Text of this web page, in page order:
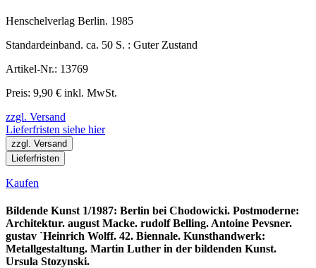
Henschelverlag Berlin. 1985
Standardeinband. ca. 50 S. : Guter Zustand
Artikel-Nr.: 13769
Preis: 9,90 € inkl. MwSt.
zzgl. Versand
Lieferfristen siehe hier
zzgl. Versand
Lieferfristen
Kaufen
Bildende Kunst 1/1987: Berlin bei Chodowicki. Postmoderne:
Architektur. august Macke. rudolf Belling. Antoine Pevsner.
gustav `Heinrich Wolff. 42. Biennale. Kunsthandwerk:
Metallgestaltung. Martin Luther in der bildenden Kunst.
Ursula Stozynski.